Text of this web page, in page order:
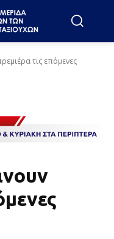
τις επόμενες